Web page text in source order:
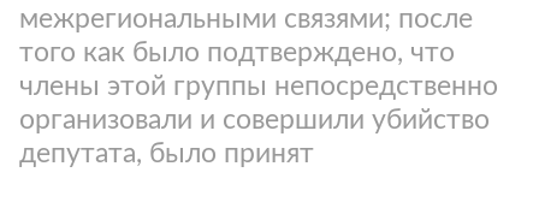
межрегиональными связями; после
того как было подтверждено, что
члены этой группы непосредственно
организовали и совершили убийство
депутата, было принят